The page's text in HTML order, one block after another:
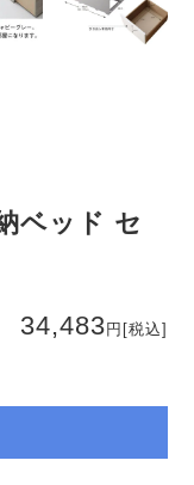
ベッド セ
34,483円 [税込]